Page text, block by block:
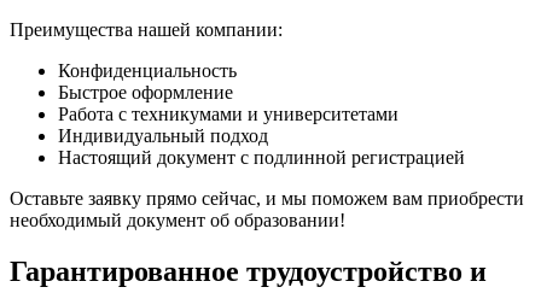
Преимущества нашей компании:
Конфиденциальность
Быстрое оформление
Работа с техникумами и университетами
Индивидуальный подход
Настоящий документ с подлинной регистрацией
Оставьте заявку прямо сейчас, и мы поможем вам приобрести
необходимый документ об образовании!
Гарантированное трудоустройство и